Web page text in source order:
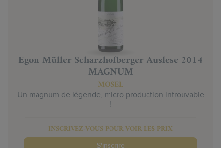
Egon Müller Scharzhofberger Auslese 2014
MAGNUM
MOSEL
Un magnum de légende, micro production introuvable
!
INSCRIVEZ-VOUS POUR VOIR LES PRIX
S'inscrire